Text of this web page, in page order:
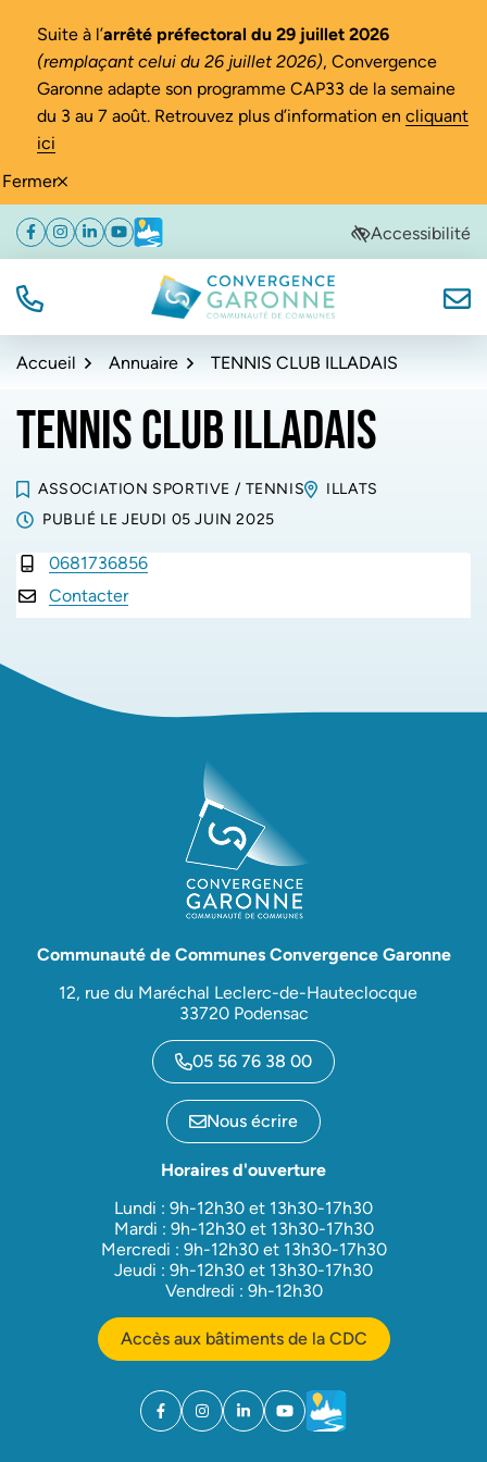
Fermer
Suite à l’arrêté préfectoral du 29 juillet 2026
(remplaçant celui du 26 juillet 2026), Convergence
Garonne adapte son programme CAP33 de la semaine
du 3 au 7 août. Retrouvez plus d’information en cliquant
ici
Aller
navigation
Aller
au
Aller
au
de
Facebook
(ouverture dans un nouvel onglet)
Instagram
(ouverture dans un nouvel onglet)
Linkedin
(ouverture dans un nouvel onglet)
YouTube
(ouverture dans un nouvel onglet)
Météo
(ouverture dans un nouvel onglet)Accessibilité
TÉL. Convergence Garonne
Accueil Annuaire TENNIS CLUB ILLADAIS
TENNIS CLUB ILLADAIS
ASSOCIATION SPORTIVE / TENNIS
ILLATS
PUBLIÉ LE JEUDI 05 JUIN 2025
INFOS UTILES
0681736856
Contacter
Communauté de Communes Convergence Garonne
12, rue du Maréchal Leclerc-de-Hauteclocque
33720 Podensac
05 56 76 38 00
Nous écrire
Horaires d'ouverture
Lundi : 9h-12h30 et 13h30-17h30
Mardi : 9h-12h30 et 13h30-17h30
Mercredi : 9h-12h30 et 13h30-17h30
Jeudi : 9h-12h30 et 13h30-17h30
Vendredi : 9h-12h30
Accès aux bâtiments de la CDC
Facebook
(ouverture dans un nouvel onglet)
Instagram
(ouverture dans un nouvel onglet)
Linkedin
(ouverture dans un nouvel onglet)
YouTube
(ouverture dans un nouvel
Météo
(ouverture dans un